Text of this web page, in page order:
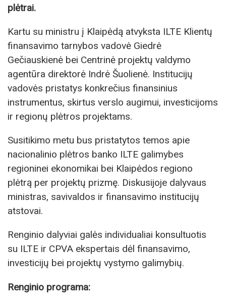
plėtrai.
Kartu su ministru į Klaipėdą atvyksta ILTE Klientų
finansavimo tarnybos vadovė Giedrė
Gečiauskienė bei Centrinė projektų valdymo
agentūra direktorė Indrė Šuolienė. Institucijų
vadovės pristatys konkrečius finansinius
instrumentus, skirtus verslo augimui, investicijoms
ir regionų plėtros projektams.
Susitikimo metu bus pristatytos temos apie
nacionalinio plėtros banko ILTE galimybes
regioninei ekonomikai bei Klaipėdos regiono
plėtrą per projektų prizmę. Diskusijoje dalyvaus
ministras, savivaldos ir finansavimo institucijų
atstovai.
Renginio dalyviai galės individualiai konsultuotis
su ILTE ir CPVA ekspertais dėl finansavimo,
investicijų bei projektų vystymo galimybių.
Renginio programa: